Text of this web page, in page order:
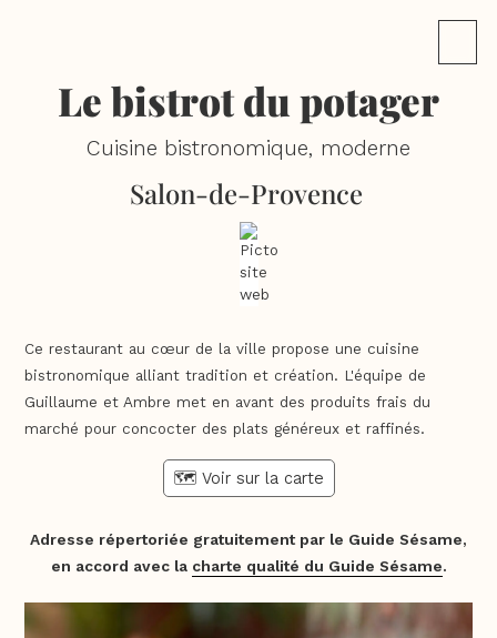
Le bistrot du potager
Cuisine bistronomique, moderne
Salon-de-Provence
Ce restaurant au cœur de la ville propose une cuisine
bistronomique alliant tradition et création. L'équipe de
Guillaume et Ambre met en avant des produits frais du
marché pour concocter des plats généreux et raffinés.
🗺️ Voir sur la carte
Adresse répertoriée gratuitement par le Guide Sésame,
en accord avec la charte qualité du Guide Sésame.